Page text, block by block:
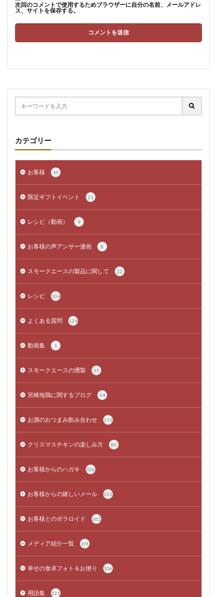
次回のコメントで使用するためブラウザーに自分の名前、メールアドレ
ス、サイトを保存する。
カテゴリー
お客様 10
限定ギフトイベント 21
レシピ（動画） 9
お客様の声アンサー漫画 8
スモークエースの製品に関して 22
レシピ 104
よくある質問 124
動画集 1
スモークエースの燻製 55
宮崎地鶏に関するブログ 54
お酒のおつまみ飲み合わせ 111
クリスマスチキンの楽しみ方 80
お客様からのハガキ 326
お客様からの嬉しいメール 353
お客様とのポラロイド 362
メディア紹介一覧 69
幸せの食卓フォト＆お便り 106
用語集 321